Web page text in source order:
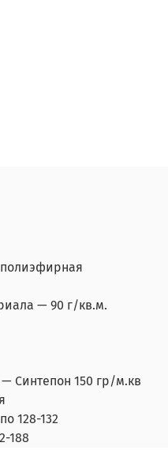
полиэфирная
— 90 г/кв.м.
— Синтепон 150 гр/м.кв
128-132
188